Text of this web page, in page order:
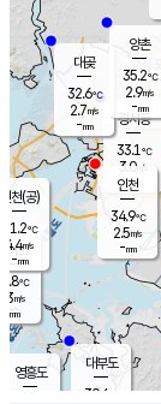
의도
℃
m/s
mm
영흥도
대부도
30.6
경서동
33.1℃
3.0m/s
-mm
대곶
32.6℃
2.7m/s
-mm
양촌
35.2℃
2.9m/s
-mm
인천(공)
31.2℃
4.4m/s
-mm
인천
34.9℃
2.5m/s
-mm